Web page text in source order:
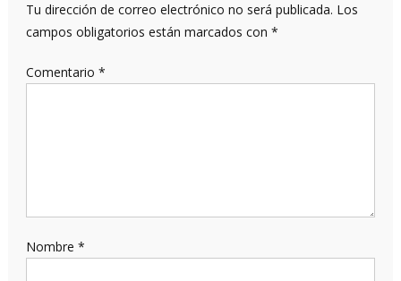
Tu dirección de correo electrónico no será publicada. Los
campos obligatorios están marcados con *
Comentario *
Nombre *